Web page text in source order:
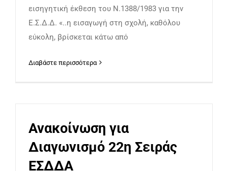
εισηγητική έκθεση του Ν.1388/1983 για την
Ε.Σ.Δ.Δ. «..η εισαγωγή στη σχολή, καθόλου
εύκολη, βρίσκεται κάτω από
Διαβάστε περισσότερα
Ανακοίνωση για
Διαγωνισμό 22η Σειράς
ΕΣΔΔΑ